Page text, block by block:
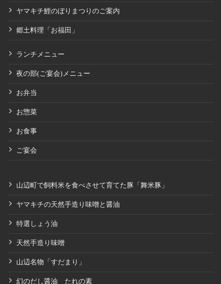
ヤマキチ鯉のぼりまつりのご案内
郷土料理「お福田」
ランチメニュー
夜の部(ご宴会)メニュー
お弁当
お惣菜
お食事
ご宴会
山辺町で飼料米を食べさせて育てた豚「舞米豚」
ヤマキチの天然手造り味噌と醤油
特選しょう油
天然手造り味噌
山辺名物「すだまり」
幻のだし醤油 たれの素